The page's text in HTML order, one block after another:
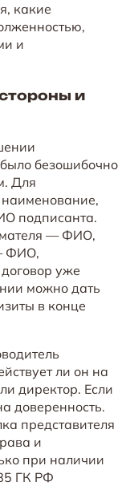
какие
и
и
безошибочно
Для
подписанта.
— ФИО,
ФИО,
уже
можно дать
в конце
ли он на
директор. Если
доверенность.
представителя
и
при наличии
ГК РФ